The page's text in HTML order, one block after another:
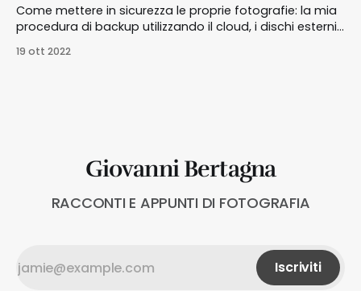
Come mettere in sicurezza le proprie fotografie: la mia
procedura di backup utilizzando il cloud, i dischi esterni
19 ott 2022
Giovanni Bertagna
RACCONTI E APPUNTI DI FOTOGRAFIA
Iscriviti